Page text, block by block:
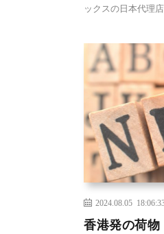
ックスの日本代理
2024.08.05
香港発の荷物